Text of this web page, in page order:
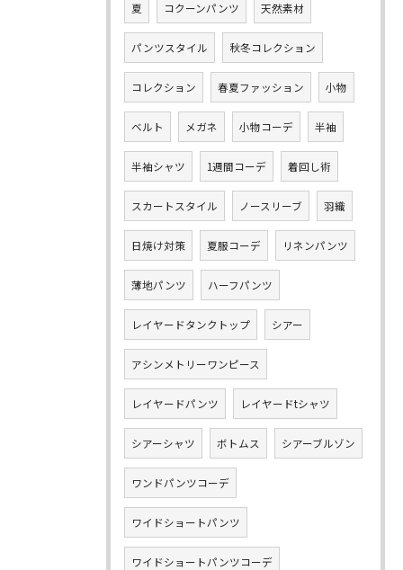
夏 コクーンパンツ 天然素材
パンツスタイル 秋冬コレクション
コレクション 春夏ファッション 小物
ベルト メガネ 小物コーデ 半袖
半袖シャツ 1週間コーデ 着回し術
スカートスタイル ノースリーブ 羽織
日焼け対策 夏服コーデ リネンパンツ
薄地パンツ ハーフパンツ
レイヤードタンクトップ シアー
アシンメトリーワンピース
レイヤードパンツ レイヤードtシャツ
シアーシャツ ボトムス シアーブルゾン
ワンドパンツコーデ
ワイドショートパンツ
ワイドショートパンツコーデ